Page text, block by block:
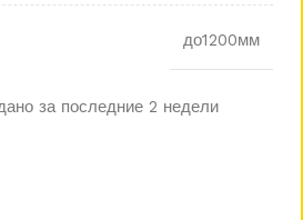
до1200мм
за последние 2 недели